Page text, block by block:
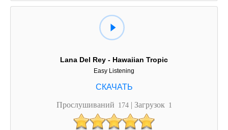
Lana Del Rey - Hawaiian Tropic
Easy Listening
Прослушиваний 174 | Загрузок 1